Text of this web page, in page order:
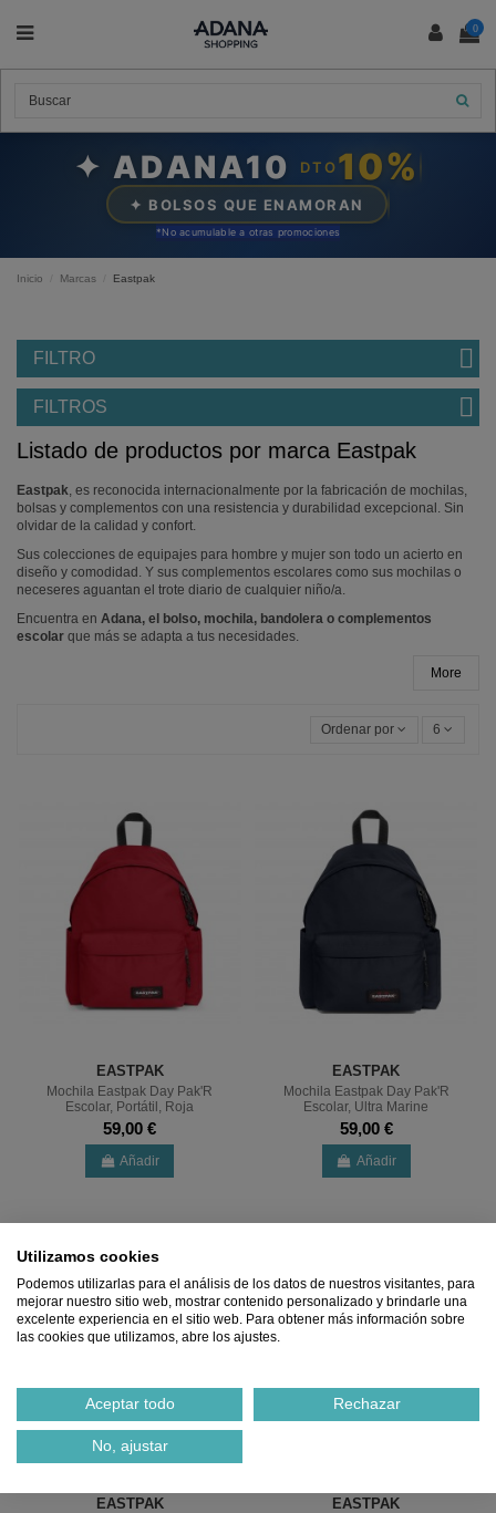
0
✦ ADANA10 DTO10%
✦ BOLSOS QUE ENAMORAN
*No acumulable a otras promociones
Inicio Marcas Eastpak
Listado de productos por marca Eastpak
Eastpak, es reconocida internacionalmente por la fabricación de mochilas,
bolsas y complementos con una resistencia y durabilidad excepcional. Sin
olvidar de la calidad y confort.
Sus colecciones de equipajes para hombre y mujer son todo un acierto en
diseño y comodidad. Y sus complementos escolares como sus mochilas o
neceseres aguantan el trote diario de cualquier niño/a.
Encuentra en Adana, el bolso, mochila, bandolera o complementos
escolar que más se adapta a tus necesidades.
More
Ordenar por 6
EASTPAK
Mochila Eastpak Day Pak'R
Escolar, Portátil, Roja
59,00 €
Añadir
EASTPAK
Mochila Eastpak Day Pak'R
Escolar, Ultra Marine
59,00 €
Añadir
EASTPAK EASTPAK
FILTRO
FILTROS
Utilizamos cookies
Podemos utilizarlas para el análisis de los datos de nuestros visitantes, para
mejorar nuestro sitio web, mostrar contenido personalizado y brindarle una
excelente experiencia en el sitio web. Para obtener más información sobre
las cookies que utilizamos, abre los ajustes.
Aceptar todo Rechazar
No, ajustar